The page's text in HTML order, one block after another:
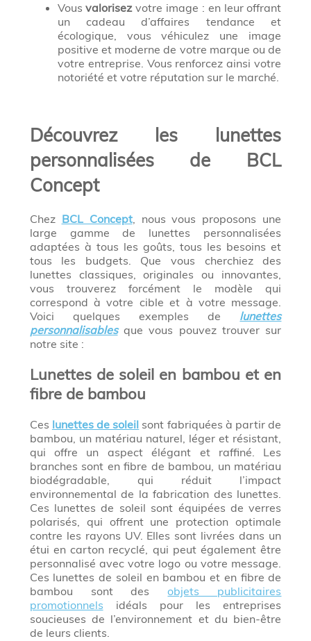
Vousvalorisezvotre image : en leur offrant
un cadeau d’affaires tendance et
écologique, vous véhiculez une image
positive et moderne de votre marque ou de
votre entreprise. Vous renforcez ainsi votre
notoriété et votre réputation sur le marché.
Découvrez les lunettes
personnalisées de BCL
Concept
Chez BCL Concept, nous vous proposons une
large gamme de lunettes personnalisées
adaptées à tous les goûts, tous les besoins et
tous les budgets. Que vous cherchiez des
lunettes classiques, originales ou innovantes,
vous trouverez forcément le modèle qui
correspond à votre cible et à votre message.
Voici quelques exemples de lunettes
personnalisablesque vous pouvez trouver sur
notre site :
Lunettes de soleil en bambou et en
fibre de bambou
Ces lunettes de soleil sont fabriquées à partir de
bambou, un matériau naturel, léger et résistant,
qui offre un aspect élégant et raffiné. Les
branches sont en fibre de bambou, un matériau
biodégradable, qui réduit l’impact
environnemental de la fabrication des lunettes.
Ces lunettes de soleil sont équipées de verres
polarisés, qui offrent une protection optimale
contre les rayons UV. Elles sont livrées dans un
étui en carton recyclé, qui peut également être
personnalisé avec votre logo ou votre message.
Ces lunettes de soleil en bambou et en fibre de
bambou sont desobjets publicitaires
promotionnels idéals pour les entreprises
soucieuses de l’environnement et du bien-être
de leurs clients.